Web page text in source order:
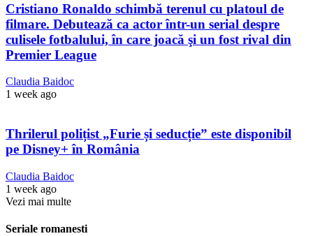
Cristiano Ronaldo schimbă terenul cu platoul de
filmare. Debutează ca actor într-un serial despre
culisele fotbalului, în care joacă şi un fost rival din
Premier League
Claudia Baidoc
1 week ago
Thrilerul polițist „Furie și seducție” este disponibil
pe Disney+ în România
Claudia Baidoc
1 week ago
Vezi mai multe
Seriale romanesti